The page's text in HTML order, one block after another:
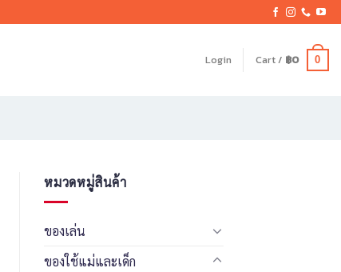
Login Cart / ฿0 0
หมวดหมู่สินค้า
ของเล่น
ของใช้แม่และเด็ก